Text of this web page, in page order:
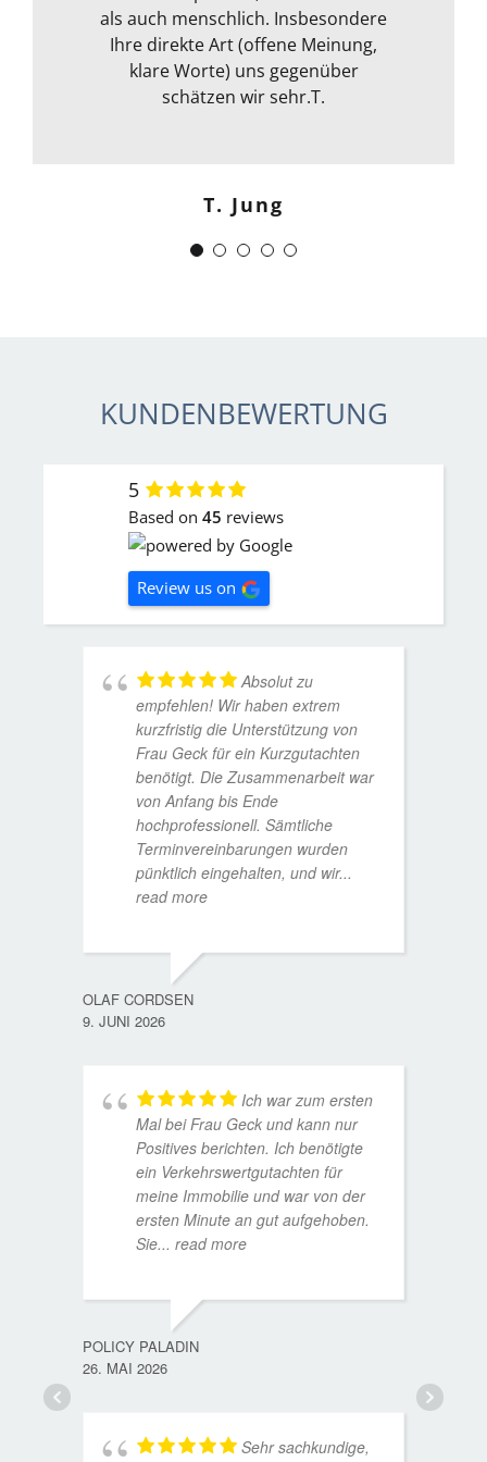
als auch menschlich. Insbesondere
Ihre direkte Art (offene Meinung,
klare Worte) uns gegenüber
schätzen wir sehr.T.
T. Jung
Kommunikation war auch bestens .
Egal ob email Telefon etc… Alles in
allem kann ich sie nur
weiterempfehlen. Weiter so !
J. Schwaber
KUNDENBEWERTUNG
5
Based on 45 reviews
Review us on
Absolut zu
empfehlen! Wir haben extrem
kurzfristig die Unterstützung von
Frau Geck für ein Kurzgutachten
benötigt. Die Zusammenarbeit war
von Anfang bis Ende
hochprofessionell. Sämtliche
Terminvereinbarungen wurden
pünktlich eingehalten, und wir...
read more
OLAF CORDSEN
9. JUNI 2026
Ich war zum ersten
Mal bei Frau Geck und kann nur
Positives berichten. Ich benötigte
ein Verkehrswertgutachten für
meine Immobilie und war von der
ersten Minute an gut aufgehoben.
Sie... read more
POLICY PALADIN
26. MAI 2026
Sehr sachkundige,